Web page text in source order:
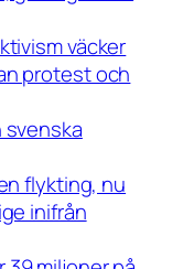
väcker
protest och
flykting, nu
inifrån